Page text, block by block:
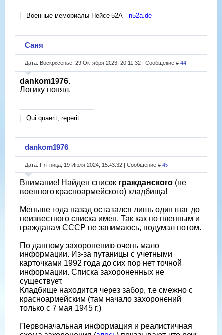
Военные мемориалы Нейсе 52А - n52a.de
Саня
Дата: Воскресенье, 29 Октября 2023, 20:11:32 | Сообщение # 44
dankom1976,
Логику понял.
Qui quaerit, reperit
dankom1976
Дата: Пятница, 19 Июля 2024, 15:43:32 | Сообщение # 45
Внимание! Найден список гражданского (не
военного красноармейского) кладбища!
Меньше года назад оставался лишь один шаг до
неизвестного списка имен. Так как по пленным и
гражданам СССР не занимаюсь, подумал потом.
По данному захоронению очень мало
информации. Из-за путаницы с учетными
карточками 1992 года до сих пор нет точной
информации. Списка захороненных не
существует.
Кладбище находится через забор, т.е смежно с
красноармейским (там начало захоронений
только с 7 мая 1945 г.)
Первоначальная информация и реалистичная